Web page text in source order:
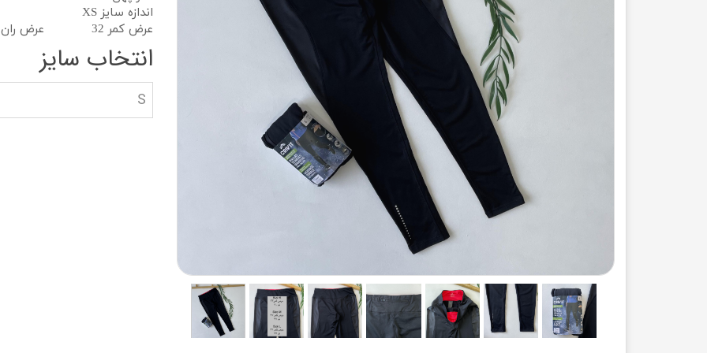
ست لباس مردانه
شورت مایو و گن
سرهم و تولوم
ست لباس زنانه
کیف و کفش
کاپشن زنانه
کاپشن بچه گانه
جوراب دستکش کلاه
اندازه سایز XS
عرض کمر 32 عرض ران19 قد 91
انتخاب سایز
S